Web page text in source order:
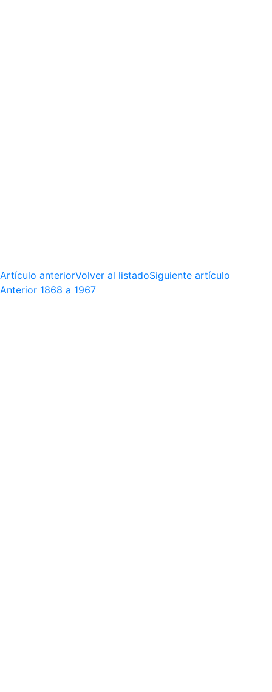
Artículo anteriorVolver al listadoSiguiente artículo
Anterior 1868 a 1967